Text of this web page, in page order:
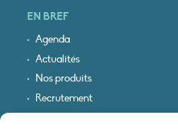
EN BREF
Agenda
Actualités
Nos produits
Recrutement